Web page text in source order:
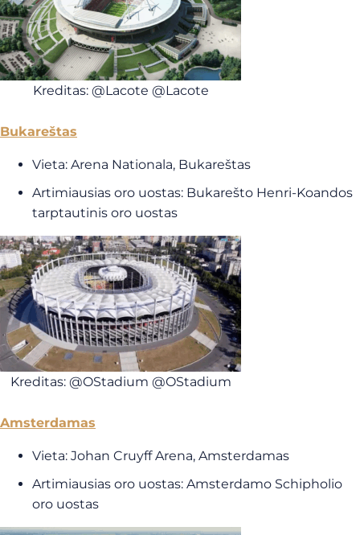
Kreditas: @Lacote @Lacote
Bukareštas
Vieta: Arena Nationala, Bukareštas
Artimiausias oro uostas: Bukarešto Henri-Koandos
tarptautinis oro uostas
Kreditas: @OStadium @OStadium
Amsterdamas
Vieta: Johan Cruyff Arena, Amsterdamas
Artimiausias oro uostas: Amsterdamo Schipholio
oro uostas